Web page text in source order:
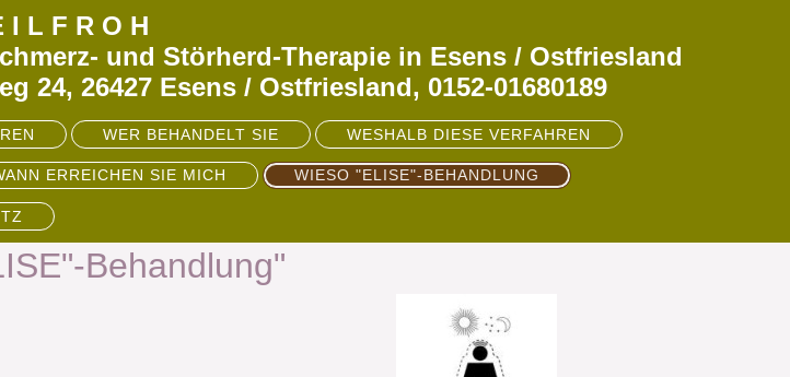
I L F R O H
und Störherd-Therapie in Esens / Ostfriesland
24, 26427 Esens / Ostfriesland, 0152-01680189
WER BEHANDELT SIE WESHALB DIESE VERFAHREN
ERREICHEN SIE MICH WIESO "ELISE"-BEHANDLUNG
Behandlung"